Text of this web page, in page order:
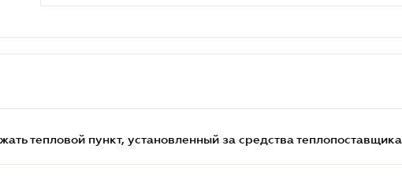
тепловой пункт, установленный за средства теплопоставщика